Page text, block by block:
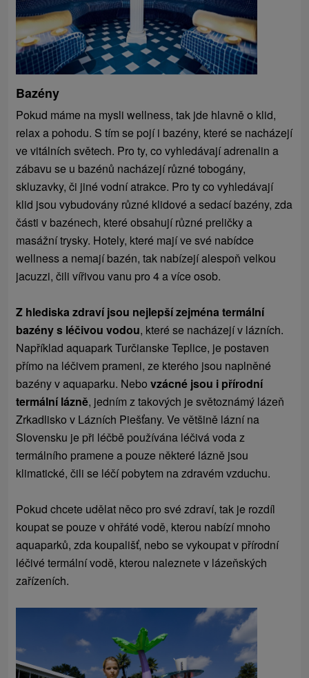
Bazény
Pokud máme na mysli wellness, tak jde hlavně o klid,
relax a pohodu. S tím se pojí i bazény, které se nacházejí
ve vitálních světech. Pro ty, co vyhledávají adrenalin a
zábavu se u bazénů nacházejí různé tobogány,
skluzavky, či jiné vodní atrakce. Pro ty co vyhledávají
klid jsou vybudovány různé klidové a sedací bazény, zda
části v bazénech, které obsahují různé preličky a
masážní trysky. Hotely, které mají ve své nabídce
wellness a nemají bazén, tak nabízejí alespoň velkou
jacuzzi, čili vířivou vanu pro 4 a více osob.
Z hlediska zdraví jsou nejlepší zejména termální
bazény s léčivou vodou, které se nacházejí v lázních.
Například aquapark Turčianske Teplice, je postaven
přímo na léčivem prameni, ze kterého jsou naplněné
bazény v aquaparku. Nebovzácné jsou i přírodní
termální lázně, jedním z takových je světoznámý lázeň
Zrkadlisko v Lázních Piešťany. Ve většině lázní na
Slovensku je při léčbě používána léčivá voda z
termálního pramene a pouze některé lázně jsou
klimatické, čili se léčí pobytem na zdravém vzduchu.
Pokud chcete udělat něco pro své zdraví, tak je rozdíl
koupat se pouze v ohřáté vodě, kterou nabízí mnoho
aquaparků, zda koupališť, nebo se vykoupat v přírodní
léčivé termální vodě, kterou naleznete v lázeňských
zařízeních.